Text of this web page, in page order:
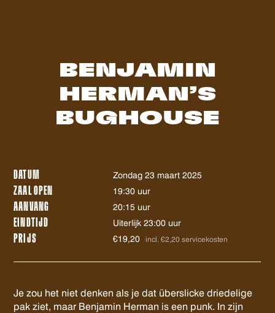
BENJAMIN
HERMAN’S
BUGHOUSE
DATUM zondag 23 maart 2025
ZAAL OPEN 19:30 uur
AANVANG 20:15 uur
EINDTIJD Uiterlijk 23:00 uur
PRIJS €19,20 incl. €2,20 servicekosten
Je zou het niet denken als je dat überslicke driedelige
pak ziet, maar Benjamin Herman is een punk. In zijn